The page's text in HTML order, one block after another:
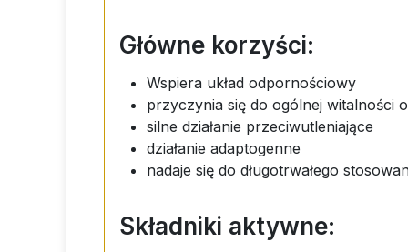
Główne korzyści:
Wspiera układ odpornościowy
przyczynia się do ogólnej witalności
silne działanie przeciwutleniające
działanie adaptogenne
nadaje się do długotrwałego
Składniki aktywne: